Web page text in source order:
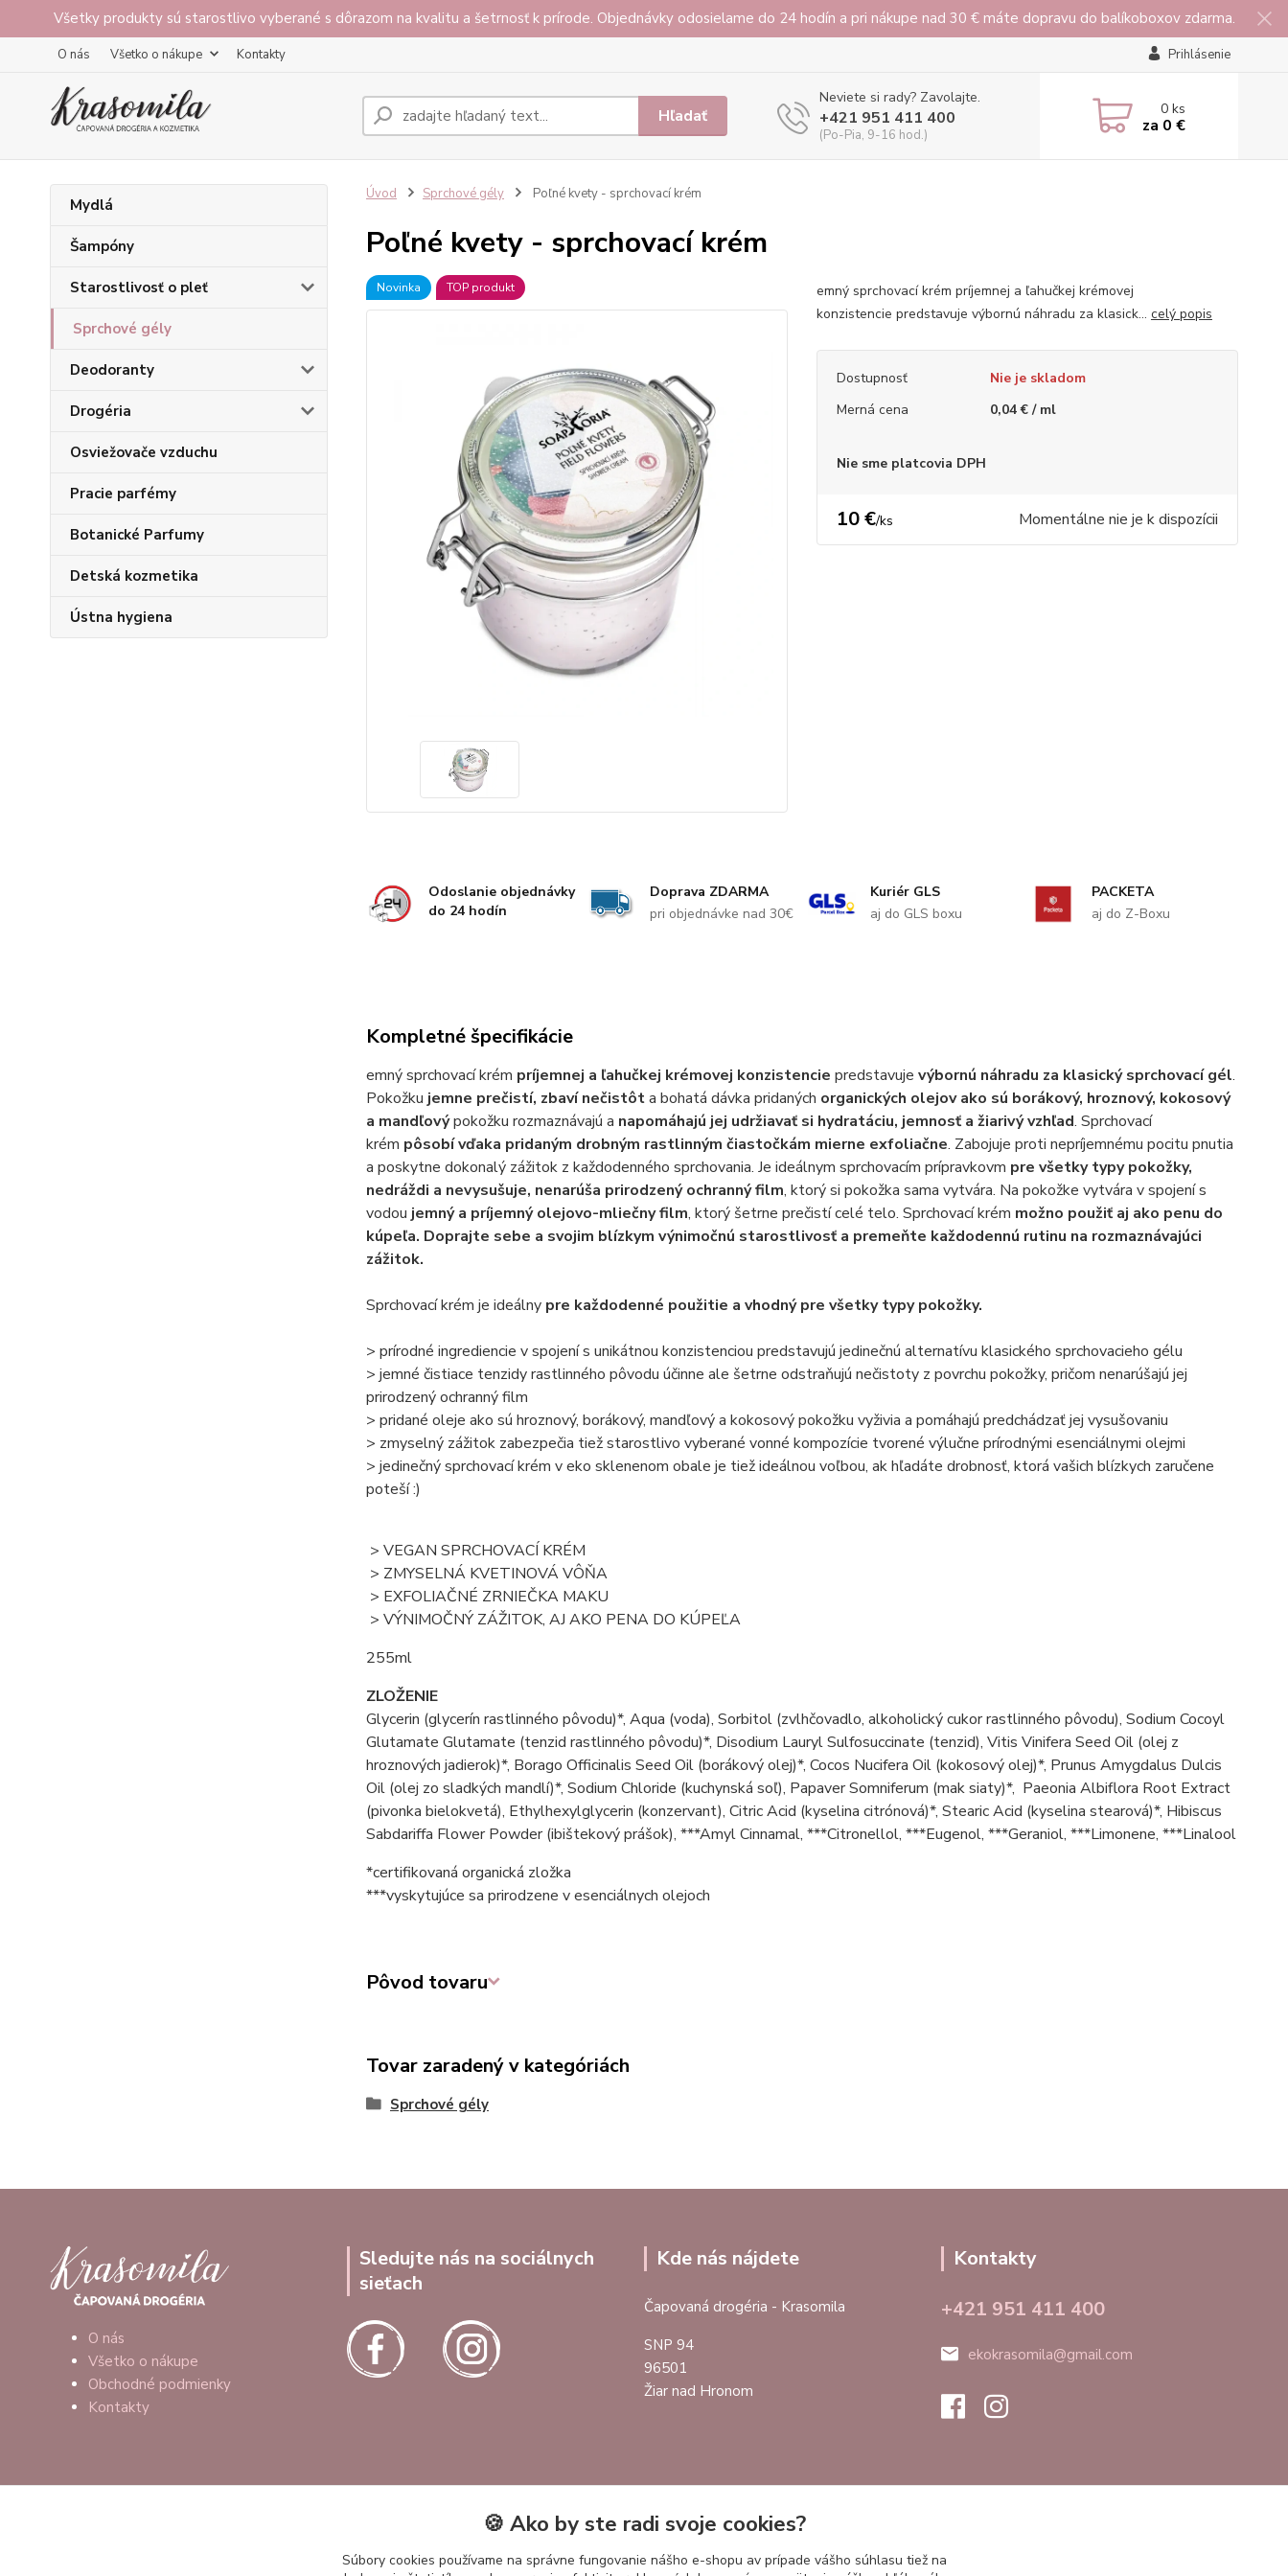
Všetky produkty sú starostlivo vyberané s dôrazom na kvalitu a šetrnosť k prírode. Objednávky odosielame do 24 hodín a pri nákupe nad 30 € máte dopravu do balíkoboxov zdarma.
O nás Všetko o nákupe Kontakty Prihlásenie
Hľadať
Neviete si rady? Zavolajte.
+421 951 411 400
(Po-Pia, 9-16 hod.)
0ks
za 0 €
Mydlá
Šampóny
Starostlivosť o pleť
Sprchové gély
Deodoranty
Drogéria
Osviežovače vzduchu
Pracie parfémy
Botanické Parfumy
Detská kozmetika
Ústna hygiena
Úvod Sprchové gély Poľné kvety - sprchovací krém
Poľné kvety - sprchovací krém
Novinka TOP produkt
emný sprchovací krém príjemnej a ľahučkej krémovej
konzistencie predstavuje výbornú náhradu za klasick... celý popis
Dostupnosť
Nie je skladom
Merná cena
0,04 € / ml
Nie sme platcovia DPH
10 €/ks Momentálne nie je k dispozícii
Odoslanie objednávky
do 24 hodín
Doprava ZDARMA
pri objednávke nad 30€
Kuriér GLS
aj do GLS boxu
PACKETA
aj do Z-Boxu
Kompletné špecifikácie
emný sprchovací krém príjemnej a ľahučkej krémovej konzistencie predstavuje výbornú náhradu za klasický sprchovací gél.
Pokožku jemne prečistí, zbaví nečistôta bohatá dávka pridaných organických olejov ako sú borákový, hroznový, kokosový
a mandľovýpokožku rozmaznávajú a napomáhajú jej udržiavať si hydratáciu, jemnosť a žiarivý vzhľad. Sprchovací
krém pôsobí vďaka pridaným drobným rastlinným čiastočkám mierne exfoliačne. Zabojuje proti nepríjemnému pocitu pnutia
a poskytne dokonalý zážitok z každodenného sprchovania. Je ideálnym sprchovacím prípravkovm pre všetky typy pokožky,
nedráždi a nevysušuje, nenarúša prirodzený ochranný film, ktorý si pokožka sama vytvára. Na pokožke vytvára v spojení s
vodou jemný a príjemný olejovo-mliečny film, ktorý šetrne prečistí celé telo. Sprchovací krém možno použiť aj ako penu do
kúpeľa. Doprajte sebe a svojim blízkym výnimočnú starostlivosť a premeňte každodennú rutinu na rozmaznávajúci
zážitok.
Sprchovací krém je ideálny pre každodenné použitie a vhodný pre všetky typy pokožky.
> prírodné ingrediencie v spojení s unikátnou konzistenciou predstavujú jedinečnú alternatívu klasického sprchovacieho gélu
> jemné čistiace tenzidy rastlinného pôvodu účinne ale šetrne odstraňujú nečistoty z povrchu pokožky, pričom nenarúšajú jej
prirodzený ochranný film
> pridané oleje ako sú hroznový, borákový, mandľový a kokosový pokožku vyživia a pomáhajú predchádzať jej vysušovaniu
> zmyselný zážitok zabezpečia tiež starostlivo vyberané vonné kompozície tvorené výlučne prírodnými esenciálnymi olejmi
> jedinečný sprchovací krém v eko sklenenom obale je tiež ideálnou voľbou, ak hľadáte drobnosť, ktorá vašich blízkych zaručene
poteší :)
> VEGAN SPRCHOVACÍ KRÉM
> ZMYSELNÁ KVETINOVÁ VÔŇA
> EXFOLIAČNÉ ZRNIEČKA MAKU
> VÝNIMOČNÝ ZÁŽITOK, AJ AKO PENA DO KÚPEĽA
255ml
ZLOŽENIE
Glycerin (glycerín rastlinného pôvodu)*, Aqua (voda), Sorbitol (zvlhčovadlo, alkoholický cukor rastlinného pôvodu), Sodium Cocoyl
Glutamate Glutamate (tenzid rastlinného pôvodu)*, Disodium Lauryl Sulfosuccinate (tenzid), Vitis Vinifera Seed Oil (olej z
hroznových jadierok)*, Borago Officinalis Seed Oil (borákový olej)*, Cocos Nucifera Oil (kokosový olej)*, Prunus Amygdalus Dulcis
Oil (olej zo sladkých mandlí)*, Sodium Chloride (kuchynská soľ), Papaver Somniferum (mak siaty)*, Paeonia Albiflora Root Extract
(pivonka bielokvetá), Ethylhexylglycerin (konzervant), Citric Acid (kyselina citrónová)*, Stearic Acid (kyselina stearová)*, Hibiscus
Sabdariffa Flower Powder (ibištekový prášok), ***Amyl Cinnamal, ***Citronellol, ***Eugenol, ***Geraniol, ***Limonene, ***Linalool
*certifikovaná organická zložka
***vyskytujúce sa prirodzene v esenciálnych olejoch
Pôvod tovaru
Tovar zaradený v kategóriách
Sprchové gély
O nás
Všetko o nákupe
Obchodné podmienky
Kontakty
Sledujte nás na sociálnych
sieťach
Kde nás nájdete
Čapovaná drogéria - Krasomila
SNP 94
96501
Žiar nad Hronom
Kontakty
+421 951 411 400
ekokrasomila@gmail.com
🍪 Ako by ste radi svoje cookies?
Súbory cookies používame na správne fungovanie nášho e-shopu av prípade vášho súhlasu tiež na